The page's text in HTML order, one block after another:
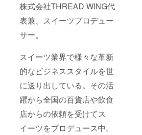
株式会社THREAD WING代
表兼、スイーツプロデュー
サー。
スイーツ業界で様々な革新
的なビジネススタイルを世
に送り出している。その活
躍から全国の百貨店や飲食
店からの依頼を受けてス
イーツをプロデュース中。